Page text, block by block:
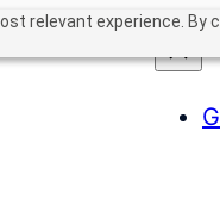
relevant experience.